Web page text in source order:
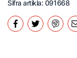
Šifra artikla: 091668